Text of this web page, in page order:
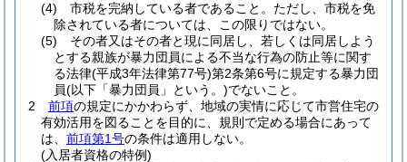
(4)
市税を完納している者であること。 ただし、市税を免
除されている者については、この限りではない。
(5)
その者又はその者と現に同居し、若しくは同居しよう
とする親族が暴力団員による不当な行為の防止等に関す
る法律(平成3年法律第77号)第2条第6号に規定する暴力団
員(以下「暴力団員」という。)でないこと。
2
前項の規定にかかわらず、地域の実情に応じて市営住宅の
有効活用を図ることを目的に、規則で定める場合にあって
は、 前項第1号の条件は適用しない。
(入居者資格の特例)